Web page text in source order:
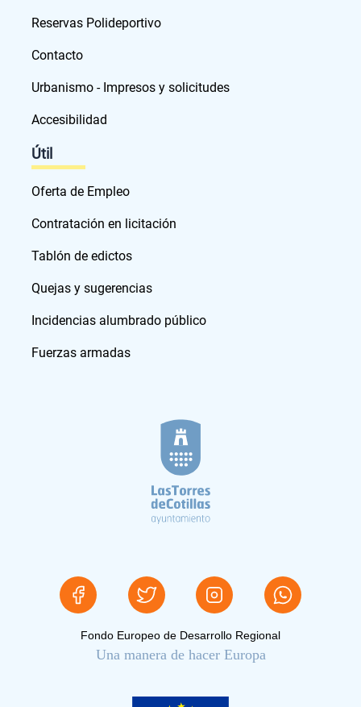
Reservas Polideportivo
Contacto
Urbanismo - Impresos y solicitudes
Accesibilidad
Útil
Oferta de Empleo
Contratación en licitación
Tablón de edictos
Quejas y sugerencias
Incidencias alumbrado público
Fuerzas armadas
Fondo Europeo de Desarrollo Regional
Una manera de hacer Europa